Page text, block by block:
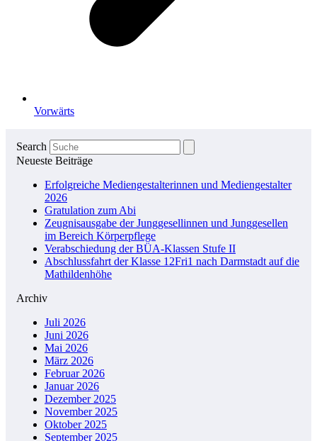
Vorwärts
Search
Neueste Beiträge
Erfolgreiche Mediengestalterinnen und Mediengestalter
2026
Gratulation zum Abi
Zeugnisausgabe der Junggesellinnen und Junggesellen
im Bereich Körperpflege
Verabschiedung der BÜA-Klassen Stufe II
Abschlussfahrt der Klasse 12Fri1 nach Darmstadt auf die
Mathildenhöhe
Archiv
Juli 2026
Juni 2026
Mai 2026
März 2026
Februar 2026
Januar 2026
Dezember 2025
November 2025
Oktober 2025
September 2025